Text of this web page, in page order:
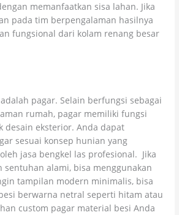
memanfaatkan sisa lahan. Jika
pada tim berpengalaman hasilnya
fungsional dari kolam renang besar
pagar. Selain berfungsi sebagai
rumah, pagar memiliki fungsi
desain eksterior. Anda dapat
sesuai konsep hunian yang
jasa bengkel las profesional. Jika
sentuhan alami, bisa menggunakan
tampilan modern minimalis, bisa
berwarna netral seperti hitam atau
custom pagar material besi Anda